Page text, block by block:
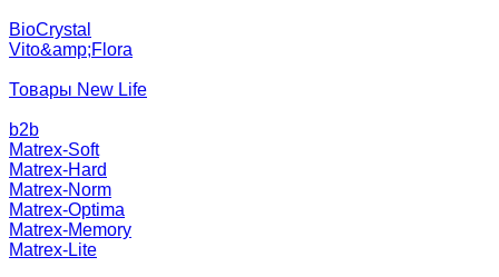
BioCrystal
Vito&amp;Flora
Товары New Life
b2b
Matrex-Soft
Matrex-Hard
Matrex-Norm
Matrex-Optima
Matrex-Memory
Matrex-Lite